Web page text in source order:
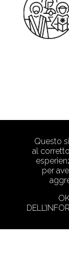
Questo
al
per